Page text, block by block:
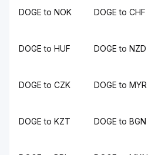
DOGE to NOK DOGE to CHF
DOGE to HUF DOGE to NZD
DOGE to CZK DOGE to MYR
DOGE to KZT DOGE to BGN